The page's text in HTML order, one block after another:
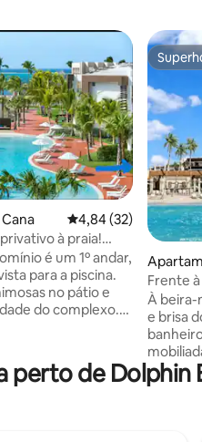
avaliações4,84 de uma
4,84 (32)
à praia!
é um 1º andar,
para a piscina.
no pátio e
do complexo.
há um lugar para
Frente à
À beira-
e brisa do mar. Você
varanda
uma
perto de Dolphin